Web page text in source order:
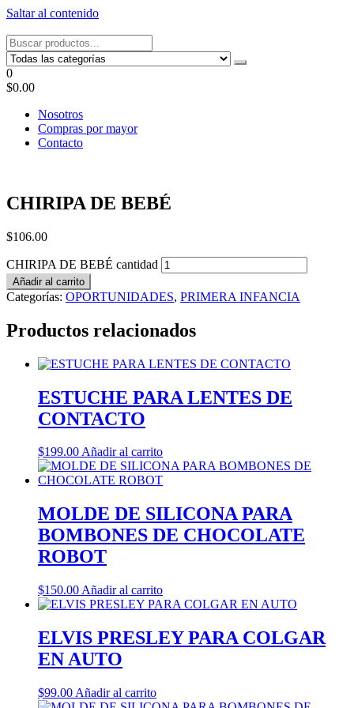
Saltar al contenido
Tel: 22087679 – Cel: 097 822122 – Joaquín Requena 2459
0
$0.00
Nosotros
Compras por mayor
Contacto
CHIRIPA DE BEBÉ
$106.00
CHIRIPA DE BEBÉ cantidad
Añadir al carrito
Categorías: OPORTUNIDADES, PRIMERA INFANCIA
Productos relacionados
ESTUCHE PARA LENTES DE
CONTACTO
$199.00Añadir al carrito
MOLDE DE SILICONA PARA
BOMBONES DE CHOCOLATE
ROBOT
$150.00 Añadir al carrito
ELVIS PRESLEY PARA COLGAR
EN AUTO
$99.00 Añadir al carrito